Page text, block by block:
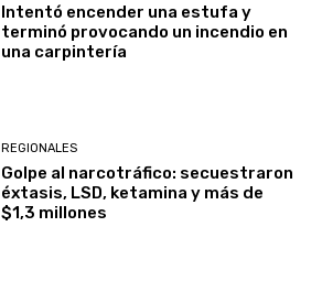
Intentó encender una estufa y
terminó provocando un incendio en
una carpintería
REGIONALES
Golpe al narcotráfico: secuestraron
éxtasis, LSD, ketamina y más de
$1,3 millones